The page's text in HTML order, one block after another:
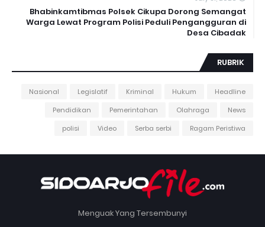
Bhabinkamtibmas Polsek Cikupa Dorong Semangat
Warga Lewat Program Polisi Peduli Pengangguran di
Desa Cibadak
RUBRIK
Headline
Hukum
Kriminal
Legislatif
Nasional
News
Olahraga
Pemerintahan
Pendidikan
Ragam Peristiwa
Serba serbi
Video
polisi
Menguak Yang Tersembunyi